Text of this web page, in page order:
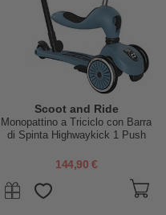
Scoot and Ride
Monopattino a Triciclo con Barra
di Spinta Highwaykick 1 Push
144,90 €